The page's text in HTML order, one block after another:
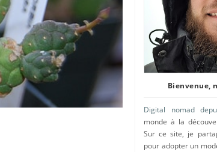
Bienvenue,
Digital nomad
monde à la
Sur ce site, je
pour adopter un